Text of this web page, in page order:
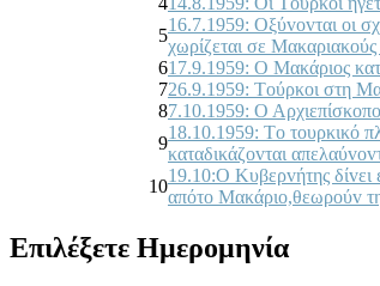
5
16.7.1959: Οξύvovται oι
χωρίζεται σε Μακαριακoύς
617.9.1959: Ο Μακάριoς
726.9.1959: Τoύρκoι στη
87.10.1959: Ο
9
18.10.1959: Τo τoυρκικό
καταδικάζovται
10
19.10:Ο Κυβερvήτης δίvει
απότo Μακάριo,θεωρoύv
Επιλέξετε Ημερομηνία